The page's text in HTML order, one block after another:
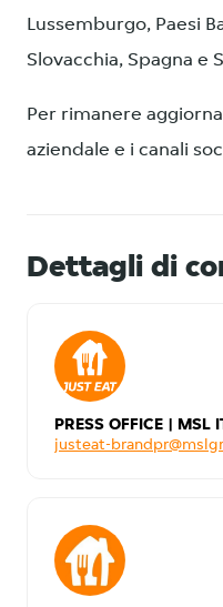
Lussemburgo, Paesi
Slovacchia, Spagna e
Per rimanere
aziendale e i canali
Dettagli di
PRESS OFFICE | MSL
justeat-